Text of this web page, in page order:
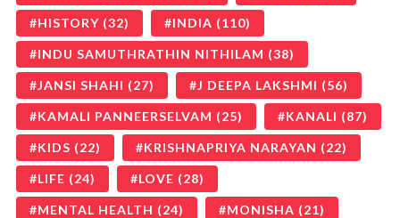
HISTORY (32) INDIA (110)
INDU SAMUTHRATHIN NITHILAM (38)
JANSI SHAHI (27) J DEEPA LAKSHMI (56)
KAMALI PANNEERSELVAM (25) KANALI (87)
KIDS (22) KRISHNAPRIYA NARAYAN (22)
LIFE (24) LOVE (28)
MENTAL HEALTH (24) MONISHA (21)